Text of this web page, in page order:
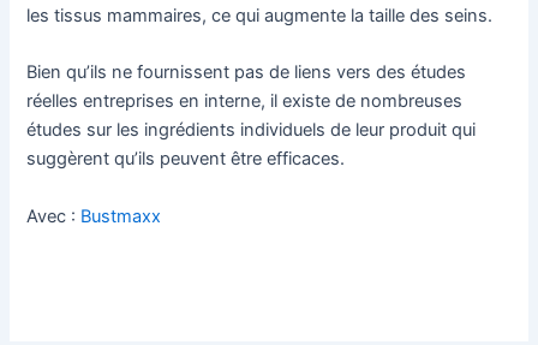
les tissus mammaires, ce qui augmente la taille des seins.
Bien qu’ils ne fournissent pas de liens vers des études
réelles entreprises en interne, il existe de nombreuses
études sur les ingrédients individuels de leur produit qui
suggèrent qu’ils peuvent être efficaces.
Avec : Bustmaxx